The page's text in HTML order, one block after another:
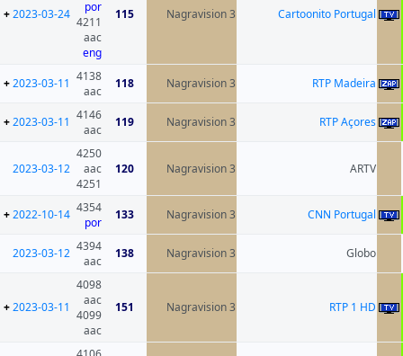
Nagravision 3
por
4211
2023-03-24
Nagravision 3
4138
aac
2023-03-11
Nagravision 3
4146
aac
2023-03-11
Nagravision 3
aac
2023-03-12
Nagravision 3
4354
por
2022-10-14
Nagravision 3
4394
aac
2023-03-12
Nagravision 3
aac
4099
2023-03-11